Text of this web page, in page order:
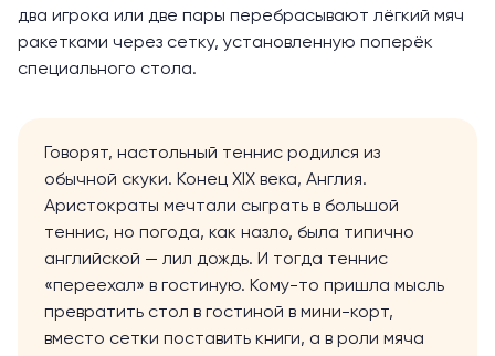
два игрока или две пары перебрасывают лёгкий мяч
ракетками через сетку, установленную поперёк
специального стола.
Говорят, настольный теннис родился из
обычной скуки. Конец XIX века, Англия.
Аристократы мечтали сыграть в большой
теннис, но погода, как назло, была типично
английской — лил дождь. И тогда теннис
«переехал» в гостиную. Кому-то пришла мысль
превратить стол в гостиной в мини-корт,
вместо сетки поставить книги, а в роли мяча